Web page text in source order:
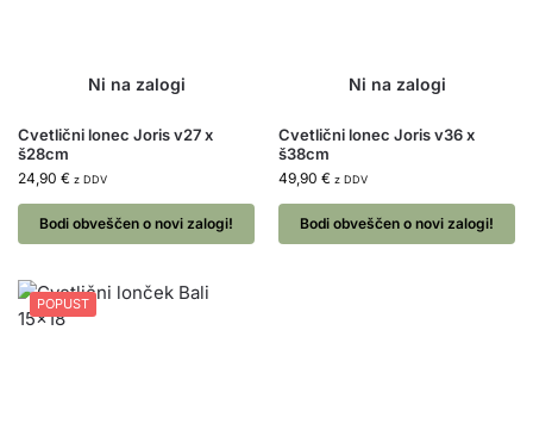
Cvetlični lonec Joris v27 x
š28cm
24,90 € z DDV
Bodi obveščen o novi zalogi!
Cvetlični lonec Joris v36 x
š38cm
49,90 € z DDV
Bodi obveščen o novi zalogi!
POPUST